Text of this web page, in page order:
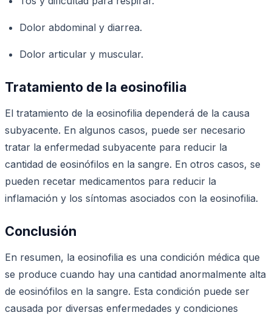
Dolor abdominal y diarrea.
Dolor articular y muscular.
Tratamiento de la eosinofilia
El tratamiento de la eosinofilia dependerá de la causa
subyacente. En algunos casos, puede ser necesario
tratar la enfermedad subyacente para reducir la
cantidad de eosinófilos en la sangre. En otros casos, se
pueden recetar medicamentos para reducir la
inflamación y los síntomas asociados con la eosinofilia.
Conclusión
En resumen, la eosinofilia es una condición médica que
se produce cuando hay una cantidad anormalmente alta
de eosinófilos en la sangre. Esta condición puede ser
causada por diversas enfermedades y condiciones